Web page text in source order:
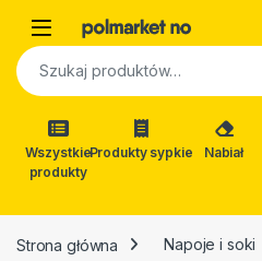
Open
Szukaj:
Wszystkie
produkty
Produkty sypkie Nabiał
Strona główna Napoje i soki